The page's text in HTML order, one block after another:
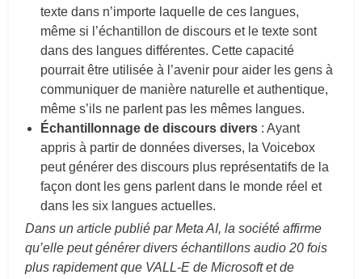
texte dans n’importe laquelle de ces langues,
même si l’échantillon de discours et le texte sont
dans des langues différentes. Cette capacité
pourrait être utilisée à l’avenir pour aider les gens à
communiquer de manière naturelle et authentique,
même s’ils ne parlent pas les mêmes langues.
Échantillonnage de discours divers : Ayant
appris à partir de données diverses, la Voicebox
peut générer des discours plus représentatifs de la
façon dont les gens parlent dans le monde réel et
dans les six langues actuelles.
Dans un article publié par Meta AI, la société affirme
qu’elle peut générer divers échantillons audio 20 fois
plus rapidement que VALL-E de Microsoft et de